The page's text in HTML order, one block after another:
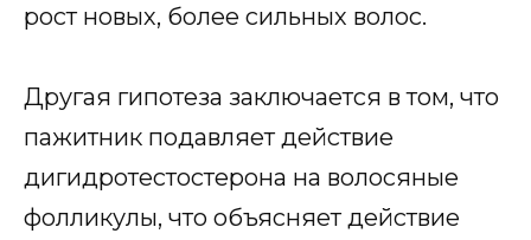
рост новых, более сильных волос.
Другая гипотеза заключается в том, что
пажитник подавляет действие
дигидротестостерона на волосяные
фолликулы, что объясняет действие